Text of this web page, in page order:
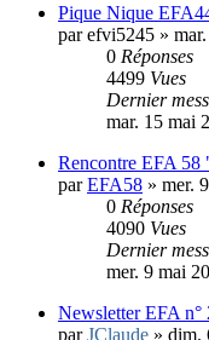
Pique Nique
parefvi5245 »
0 Réponses
4499 Vues
Dernier
mar. 15 mai
Rencontre EFA 58
parEFA58 » mer.
0 Réponses
4090 Vues
Dernier
mer. 9 mai
Newsletter EFA n°
parJClaude » dim.